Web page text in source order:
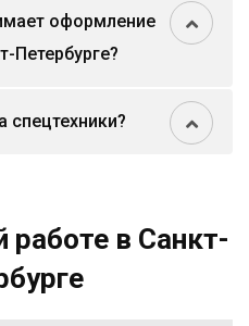
оформление
Петербурге?
спецтехники?
в Санкт-